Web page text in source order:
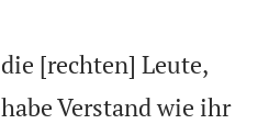
[rechten] Leute,
Verstand wie ihr